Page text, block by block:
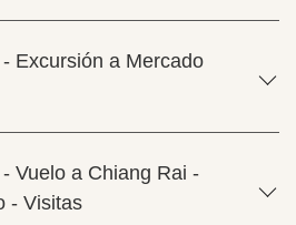
Excursión a Mercado
Vuelo a Chiang Rai -
- Visitas